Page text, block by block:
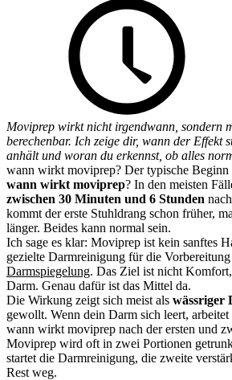
Moviprep wirkt nicht irgendwann, sondern
berechenbar. Ich zeige dir, wann der Effekt
anhält und woran du erkennst, ob alles
wann wirkt moviprep? Der typische Beginn
wann wirkt moviprep? In den meisten
zwischen 30 Minuten und 6 Stunden
kommt der erste Stuhldrang schon früher,
länger. Beides kann normal sein.
Ich sage es klar: Moviprep ist kein sanftes
gezielte Darmreinigung für die
Darmspiegelung. Das Ziel ist nicht
Darm. Genau dafür ist das Mittel da.
Die Wirkung zeigt sich meist als wässriger
gewollt. Wenn dein Darm sich leert,
wann wirkt moviprep nach der ersten und
Moviprep wird oft in zwei Portionen
startet die Darmreinigung, die zweite
Rest weg.